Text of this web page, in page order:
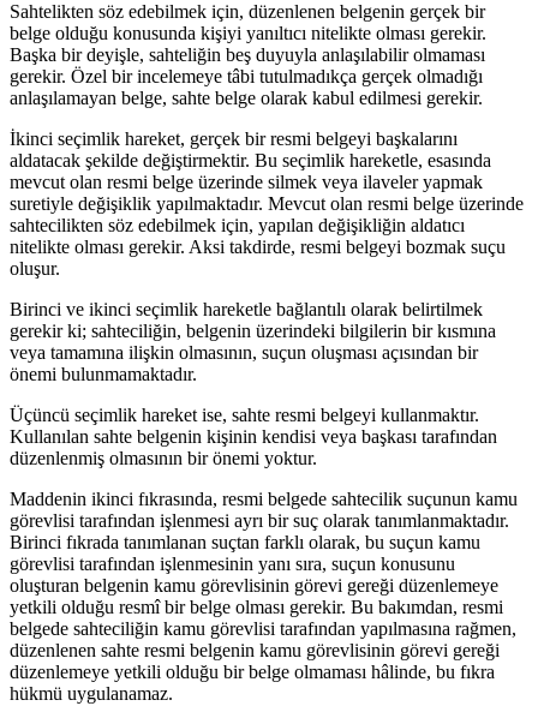
Sahtelikten söz edebilmek için, düzenlenen belgenin gerçek bir
belge olduğu konusunda kişiyi yanıltıcı nitelikte olması gerekir.
Başka bir deyişle, sahteliğin beş duyuyla anlaşılabilir olmaması
gerekir. Özel bir incelemeye tâbi tutulmadıkça gerçek olmadığı
anlaşılamayan belge, sahte belge olarak kabul edilmesi gerekir.
İkinci seçimlik hareket, gerçek bir resmi belgeyi başkalarını
aldatacak şekilde değiştirmektir. Bu seçimlik hareketle, esasında
mevcut olan resmi belge üzerinde silmek veya ilaveler yapmak
suretiyle değişiklik yapılmaktadır. Mevcut olan resmi belge üzerinde
sahtecilikten söz edebilmek için, yapılan değişikliğin aldatıcı
nitelikte olması gerekir. Aksi takdirde, resmi belgeyi bozmak suçu
oluşur.
Birinci ve ikinci seçimlik hareketle bağlantılı olarak belirtilmek
gerekir ki; sahteciliğin, belgenin üzerindeki bilgilerin bir kısmına
veya tamamına ilişkin olmasının, suçun oluşması açısından bir
önemi bulunmamaktadır.
Üçüncü seçimlik hareket ise, sahte resmi belgeyi kullanmaktır.
Kullanılan sahte belgenin kişinin kendisi veya başkası tarafından
düzenlenmiş olmasının bir önemi yoktur.
Maddenin ikinci fıkrasında, resmi belgede sahtecilik suçunun kamu
görevlisi tarafından işlenmesi ayrı bir suç olarak tanımlanmaktadır.
Birinci fıkrada tanımlanan suçtan farklı olarak, bu suçun kamu
görevlisi tarafından işlenmesinin yanı sıra, suçun konusunu
oluşturan belgenin kamu görevlisinin görevi gereği düzenlemeye
yetkili olduğu resmî bir belge olması gerekir. Bu bakımdan, resmi
belgede sahteciliğin kamu görevlisi tarafından yapılmasına rağmen,
düzenlenen sahte resmi belgenin kamu görevlisinin görevi gereği
düzenlemeye yetkili olduğu bir belge olmaması hâlinde, bu fıkra
hükmü uygulanamaz.